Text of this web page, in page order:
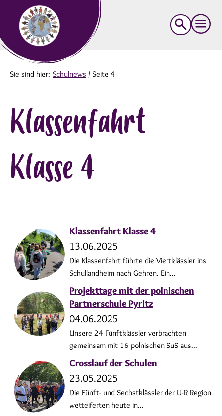
Suche
nach:
Sie sind hier: Schulnews / Seite 4
Klassenfahrt
Klasse 4
Klassenfahrt Klasse 4
13.06.2025
Die Klassenfahrt führte die Viertklässler ins
Schullandheim nach Gehren. Ein...
Projekttage mit der polnischen
Partnerschule Pyritz
04.06.2025
Unsere 24 Fünftklässler verbrachten
gemeinsam mit 16 polnischen SuS aus...
Crosslauf der Schulen
23.05.2025
Die Fünft- und Sechstklässler der U-R Region
wetteiferten heute in...